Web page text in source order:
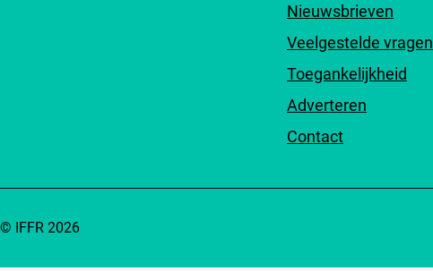
Nieuwsbrieven
Veelgestelde vragen
Toegankelijkheid
Adverteren
Contact
© IFFR 2026